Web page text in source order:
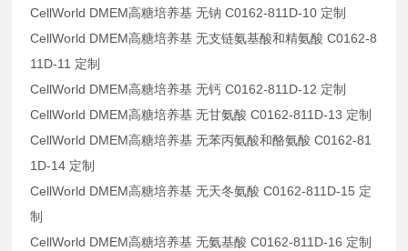
CellWorld DMEM高糖培养基 无钠 C0162-811D-10 定制
CellWorld DMEM高糖培养基 无支链氨基酸和精氨酸 C0162-8
11D-11 定制
CellWorld DMEM高糖培养基 无钙 C0162-811D-12 定制
CellWorld DMEM高糖培养基 无甘氨酸 C0162-811D-13 定制
CellWorld DMEM高糖培养基 无苯丙氨酸和酪氨酸 C0162-81
1D-14 定制
CellWorld DMEM高糖培养基 无天冬氨酸 C0162-811D-15 定
制
CellWorld DMEM高糖培养基 无氨基酸 C0162-811D-16 定制